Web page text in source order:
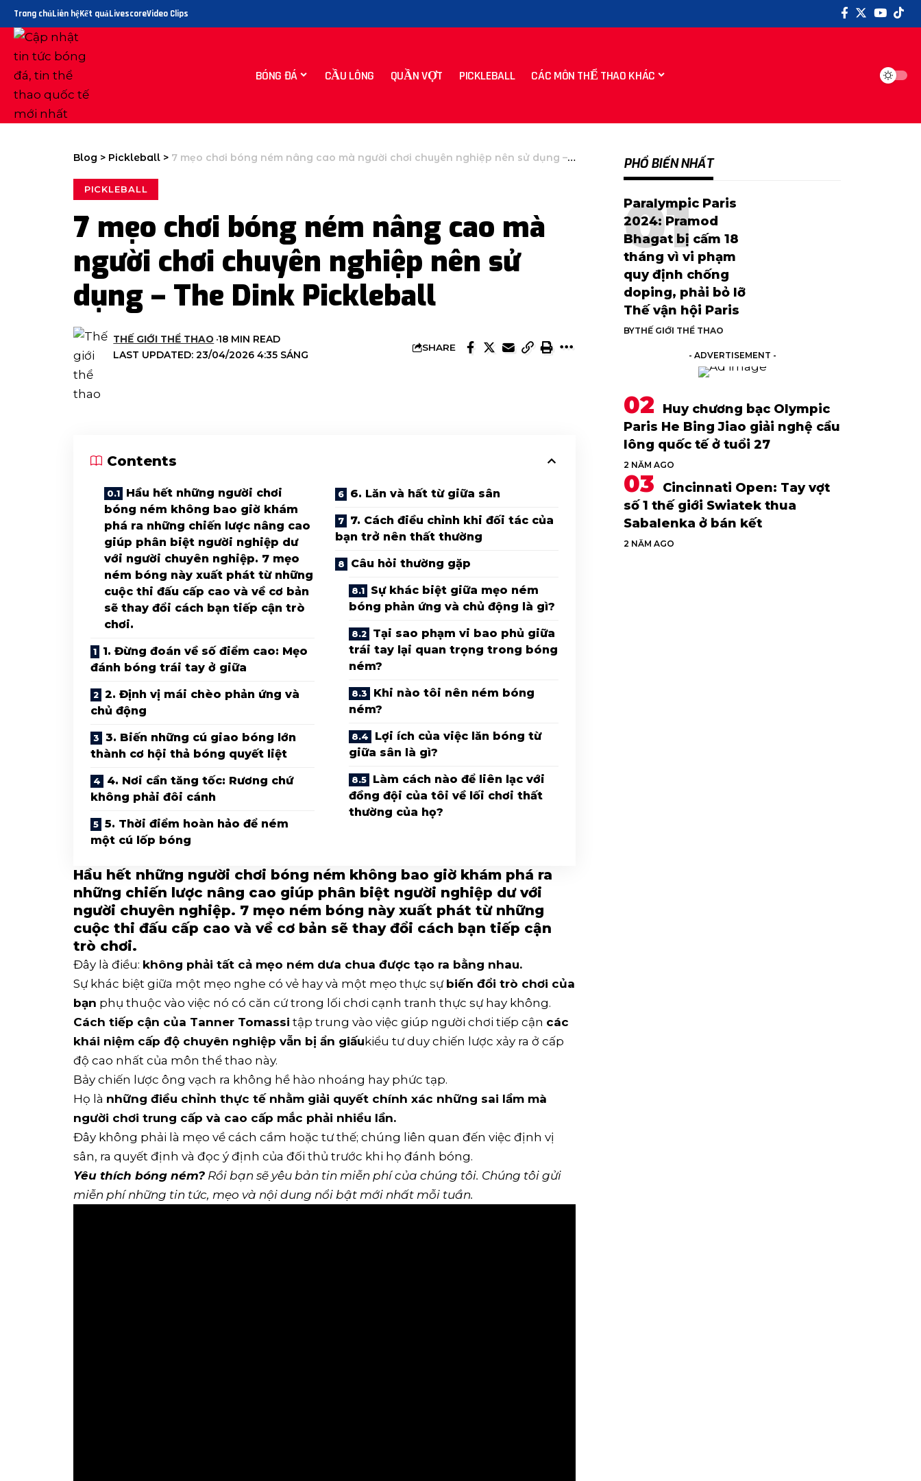
Trang chủLiên hệKết quảLivescoreVideo Clips
BÓNG ĐÁ CẦU LÔNG QUẦN VỢT PICKLEBALL CÁC MÔN THỂ THAO KHÁC
Blog > Pickleball > 7 mẹo chơi bóng ném nâng cao mà người chơi chuyên nghiệp nên sử dụng – The Dink Pickleball
PICKLEBALL
7 mẹo chơi bóng ném nâng cao mà
người chơi chuyên nghiệp nên sử
dụng – The Dink Pickleball
LAST UPDATED: 23/04/2026 4:35 SÁNG
THẾ GIỚI THỂ THAO 18 MIN READ
SHARE
Contents
Hầu hết những người chơi
bóng ném không bao giờ khám
phá ra những chiến lược nâng cao
giúp phân biệt người nghiệp dư
với người chuyên nghiệp. 7 mẹo
ném bóng này xuất phát từ những
cuộc thi đấu cấp cao và về cơ bản
sẽ thay đổi cách bạn tiếp cận trò
chơi.
1. Đừng đoán về số điểm cao: Mẹo
đánh bóng trái tay ở giữa
2. Định vị mái chèo phản ứng và
chủ động
3. Biến những cú giao bóng lớn
thành cơ hội thả bóng quyết liệt
4. Nơi cần tăng tốc: Rương chứ
không phải đôi cánh
5. Thời điểm hoàn hảo để ném
một cú lốp bóng
6. Lăn và hất từ ​​giữa sân
7. Cách điều chỉnh khi đối tác của
bạn trở nên thất thường
Câu hỏi thường gặp
Sự khác biệt giữa mẹo ném
bóng phản ứng và chủ động là gì?
Tại sao phạm vi bao phủ giữa
trái tay lại quan trọng trong bóng
ném?
Khi nào tôi nên ném bóng
ném?
Lợi ích của việc lăn bóng từ
giữa sân là gì?
Làm cách nào để liên lạc với
đồng đội của tôi về lối chơi thất
thường của họ?
Hầu hết những người chơi bóng ném không bao giờ khám phá ra
những chiến lược nâng cao giúp phân biệt người nghiệp dư với
người chuyên nghiệp. 7 mẹo ném bóng này xuất phát từ những
cuộc thi đấu cấp cao và về cơ bản sẽ thay đổi cách bạn tiếp cận
trò chơi.
Đây là điều: không phải tất cả mẹo ném dưa chua được tạo ra bằng nhau.
Sự khác biệt giữa một mẹo nghe có vẻ hay và một mẹo thực sự biến đổi trò chơi của
bạn phụ thuộc vào việc nó có căn cứ trong lối chơi cạnh tranh thực sự hay không.
Cách tiếp cận của Tanner Tomassi tập trung vào việc giúp người chơi tiếp cận các
khái niệm cấp độ chuyên nghiệp vẫn bị ẩn giấu kiểu tư duy chiến lược xảy ra ở cấp
độ cao nhất của môn thể thao này.
Bảy chiến lược ông vạch ra không hề hào nhoáng hay phức tạp.
Họ là những điều chỉnh thực tế nhằm giải quyết chính xác những sai lầm mà
người chơi trung cấp và cao cấp mắc phải nhiều lần.
Đây không phải là mẹo về cách cầm hoặc tư thế; chúng liên quan đến việc định vị
sân, ra quyết định và đọc ý định của đối thủ trước khi họ đánh bóng.
Yêu thích bóng ném? Rồi bạn sẽ yêu bản tin miễn phí của chúng tôi. Chúng tôi gửi
miễn phí những tin tức, mẹo và nội dung nổi bật mới nhất mỗi tuần.
PHỔ BIẾN NHẤT
Paralympic Paris
2024: Pramod
Bhagat bị cấm 18
tháng vì vi phạm
quy định chống
doping, phải bỏ lỡ
Thế vận hội Paris
BYTHẾ GIỚI THỂ THAO
- ADVERTISEMENT -
Huy chương bạc Olympic
Paris He Bing Jiao giải nghệ cầu
lông quốc tế ở tuổi 27
2 NĂM AGO
Cincinnati Open: Tay vợt
số 1 thế giới Swiatek thua
Sabalenka ở bán kết
2 NĂM AGO